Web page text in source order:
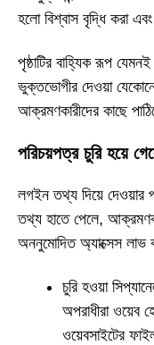
হলো বিশ্বাস বৃদ্ধি করা
পৃষ্ঠাটির বাহ্যিক রূপ
ভুক্তভোগীর দেওয়া
আক্রমণকারীদের কাছে
পরিচয়পত্র চুরি হয়ে
লগইন তথ্য দিয়ে দেওয়ার
তথ্য হাতে পেলে,
অননুমোদিত অ্যাক্সেস লাভ
চুরি হওয়া
অপরাধীরা ওয়েব
ওয়েবসাইটের